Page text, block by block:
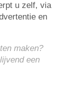
u zelf, via
en
maken?
een